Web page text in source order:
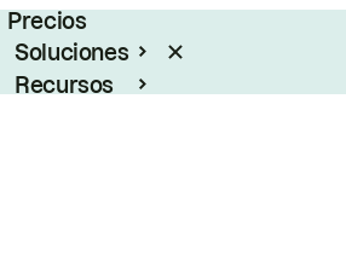
Precios
Soluciones
Recursos